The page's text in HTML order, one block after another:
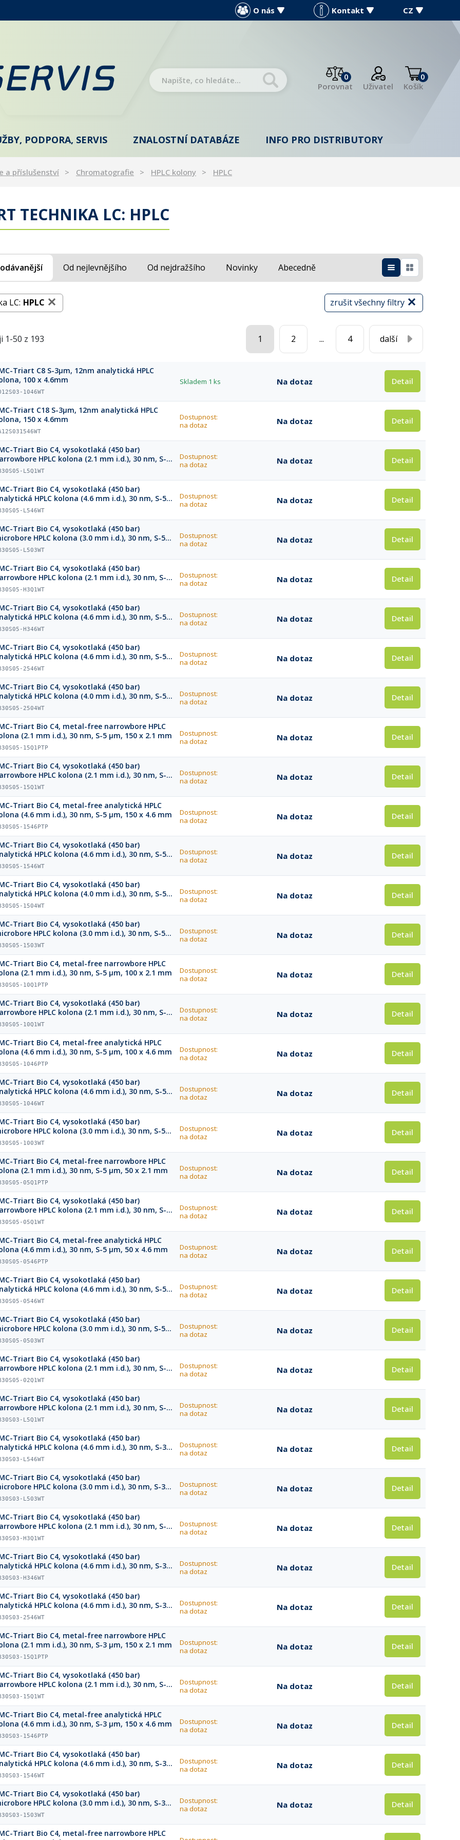
O nás Kontakt CZ
0
Porovnat
Uživatel
0
Košík
PODPORA, SERVIS ZNALOSTNÍ DATABÁZE INFO PRO DISTRIBUTORY
a příslušenství Chromatografie HPLC kolony HPLC
TECHNIKA LC: HPLC
Od nejlevnějšího Od nejdražšího Novinky Abecedně
zrušit všechny filtry
LC: HPLC
1-50 z 193 1 2 ... 4 další
Triart C8 S-3µm, 12nm analytická HPLC
100 x 4.6mm
1046WT
Skladem 1 ks Na dotaz Detail
Triart C18 S-3µm, 12nm analytická HPLC
150 x 4.6mm
Dostupnost:
na dotaz
Na dotaz Detail
Triart Bio C4, vysokotlaká (450 bar)
HPLC kolona (2.1 mm i.d.), 30 nm, S-5
75 x 2.1 mm
L5Q1WT
Dostupnost:
na dotaz
Na dotaz Detail
Triart Bio C4, vysokotlaká (450 bar)
HPLC kolona (4.6 mm i.d.), 30 nm, S-5
75 x 4.6 mm
L546WT
Dostupnost:
na dotaz
Na dotaz Detail
Triart Bio C4, vysokotlaká (450 bar)
HPLC kolona (3.0 mm i.d.), 30 nm, S-5
75 x 3.0 mm
L503WT
Dostupnost:
na dotaz
Na dotaz Detail
Triart Bio C4, vysokotlaká (450 bar)
HPLC kolona (2.1 mm i.d.), 30 nm, S-5
33 x 2.1 mm
H3Q1WT
Dostupnost:
na dotaz
Na dotaz Detail
Triart Bio C4, vysokotlaká (450 bar)
HPLC kolona (4.6 mm i.d.), 30 nm, S-5
33 x 4.6 mm
H346WT
Dostupnost:
na dotaz
Na dotaz Detail
Triart Bio C4, vysokotlaká (450 bar)
HPLC kolona (4.6 mm i.d.), 30 nm, S-5
250 x 4.6 mm
2546WT
Dostupnost:
na dotaz
Na dotaz Detail
Triart Bio C4, vysokotlaká (450 bar)
HPLC kolona (4.0 mm i.d.), 30 nm, S-5
250 x 4.0 mm
2504WT
Dostupnost:
na dotaz
Na dotaz Detail
Triart Bio C4, metal-free narrowbore HPLC
(2.1 mm i.d.), 30 nm, S-5 µm, 150 x 2.1 mm
15Q1PTP
Dostupnost:
na dotaz
Na dotaz Detail
Triart Bio C4, vysokotlaká (450 bar)
HPLC kolona (2.1 mm i.d.), 30 nm, S-5
150 x 2.1 mm
15Q1WT
Dostupnost:
na dotaz
Na dotaz Detail
Triart Bio C4, metal-free analytická HPLC
(4.6 mm i.d.), 30 nm, S-5 µm, 150 x 4.6 mm
1546PTP
Dostupnost:
na dotaz
Na dotaz Detail
Triart Bio C4, vysokotlaká (450 bar)
HPLC kolona (4.6 mm i.d.), 30 nm, S-5
150 x 4.6 mm
1546WT
Dostupnost:
na dotaz
Na dotaz Detail
Triart Bio C4, vysokotlaká (450 bar)
HPLC kolona (4.0 mm i.d.), 30 nm, S-5
150 x 4.0 mm
1504WT
Dostupnost:
na dotaz
Na dotaz Detail
Triart Bio C4, vysokotlaká (450 bar)
HPLC kolona (3.0 mm i.d.), 30 nm, S-5
150 x 3.0 mm
1503WT
Dostupnost:
na dotaz
Na dotaz Detail
Triart Bio C4, metal-free narrowbore HPLC
(2.1 mm i.d.), 30 nm, S-5 µm, 100 x 2.1 mm
10Q1PTP
Dostupnost:
na dotaz
Na dotaz Detail
Triart Bio C4, vysokotlaká (450 bar)
HPLC kolona (2.1 mm i.d.), 30 nm, S-5
100 x 2.1 mm
10Q1WT
Dostupnost:
na dotaz
Na dotaz Detail
Triart Bio C4, metal-free analytická HPLC
(4.6 mm i.d.), 30 nm, S-5 µm, 100 x 4.6 mm
1046PTP
Dostupnost:
na dotaz
Na dotaz Detail
Triart Bio C4, vysokotlaká (450 bar)
HPLC kolona (4.6 mm i.d.), 30 nm, S-5
100 x 4.6 mm
1046WT
Dostupnost:
na dotaz
Na dotaz Detail
Triart Bio C4, vysokotlaká (450 bar)
HPLC kolona (3.0 mm i.d.), 30 nm, S-5
100 x 3.0 mm
1003WT
Dostupnost:
na dotaz
Na dotaz Detail
Triart Bio C4, metal-free narrowbore HPLC
(2.1 mm i.d.), 30 nm, S-5 µm, 50 x 2.1 mm
05Q1PTP
Dostupnost:
na dotaz
Na dotaz Detail
Triart Bio C4, vysokotlaká (450 bar)
HPLC kolona (2.1 mm i.d.), 30 nm, S-5
50 x 2.1 mm
05Q1WT
Dostupnost:
na dotaz
Na dotaz Detail
Triart Bio C4, metal-free analytická HPLC
(4.6 mm i.d.), 30 nm, S-5 µm, 50 x 4.6 mm
0546PTP
Dostupnost:
na dotaz
Na dotaz Detail
Triart Bio C4, vysokotlaká (450 bar)
HPLC kolona (4.6 mm i.d.), 30 nm, S-5
50 x 4.6 mm
0546WT
Dostupnost:
na dotaz
Na dotaz Detail
Triart Bio C4, vysokotlaká (450 bar)
HPLC kolona (3.0 mm i.d.), 30 nm, S-5
50 x 3.0 mm
0503WT
Dostupnost:
na dotaz
Na dotaz Detail
Triart Bio C4, vysokotlaká (450 bar)
HPLC kolona (2.1 mm i.d.), 30 nm, S-5
20 x 2.1 mm
02Q1WT
Dostupnost:
na dotaz
Na dotaz Detail
Triart Bio C4, vysokotlaká (450 bar)
HPLC kolona (2.1 mm i.d.), 30 nm, S-3
75 x 2.1 mm
L5Q1WT
Dostupnost:
na dotaz
Na dotaz Detail
Triart Bio C4, vysokotlaká (450 bar)
HPLC kolona (4.6 mm i.d.), 30 nm, S-3
75 x 4.6 mm
L546WT
Dostupnost:
na dotaz
Na dotaz Detail
Triart Bio C4, vysokotlaká (450 bar)
HPLC kolona (3.0 mm i.d.), 30 nm, S-3
75 x 3.0 mm
L503WT
Dostupnost:
na dotaz
Na dotaz Detail
Triart Bio C4, vysokotlaká (450 bar)
HPLC kolona (2.1 mm i.d.), 30 nm, S-3
33 x 2.1 mm
H3Q1WT
Dostupnost:
na dotaz
Na dotaz Detail
Triart Bio C4, vysokotlaká (450 bar)
HPLC kolona (4.6 mm i.d.), 30 nm, S-3
33 x 4.6 mm
H346WT
Dostupnost:
na dotaz
Na dotaz Detail
Triart Bio C4, vysokotlaká (450 bar)
HPLC kolona (4.6 mm i.d.), 30 nm, S-3
250 x 4.6 mm
2546WT
Dostupnost:
na dotaz
Na dotaz Detail
Triart Bio C4, metal-free narrowbore HPLC
(2.1 mm i.d.), 30 nm, S-3 µm, 150 x 2.1 mm
15Q1PTP
Dostupnost:
na dotaz
Na dotaz Detail
Triart Bio C4, vysokotlaká (450 bar)
HPLC kolona (2.1 mm i.d.), 30 nm, S-3
150 x 2.1 mm
15Q1WT
Dostupnost:
na dotaz
Na dotaz Detail
Triart Bio C4, metal-free analytická HPLC
(4.6 mm i.d.), 30 nm, S-3 µm, 150 x 4.6 mm
1546PTP
Dostupnost:
na dotaz
Na dotaz Detail
Triart Bio C4, vysokotlaká (450 bar)
HPLC kolona (4.6 mm i.d.), 30 nm, S-3
150 x 4.6 mm
1546WT
Dostupnost:
na dotaz
Na dotaz Detail
Triart Bio C4, vysokotlaká (450 bar)
HPLC kolona (3.0 mm i.d.), 30 nm, S-3
150 x 3.0 mm
1503WT
Dostupnost:
na dotaz
Na dotaz Detail
Triart Bio C4, metal-free narrowbore HPLC